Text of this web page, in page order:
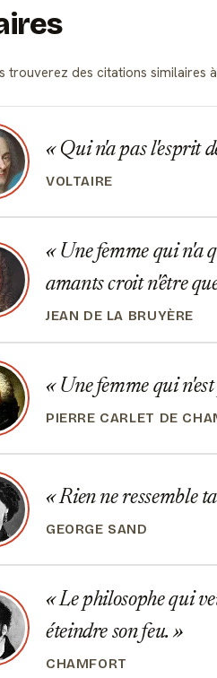
trouverez des citations similaires
Qui n'a pas l'esprit
VOLTAIRE
Une femme qui n'a
amants croit n'être
JEAN DE LA BRUYÈRE
Une femme qui
PIERRE CARLET DE
Rien ne ressemble
GEORGE SAND
Le philosophe qui
éteindre son feu.
CHAMFORT